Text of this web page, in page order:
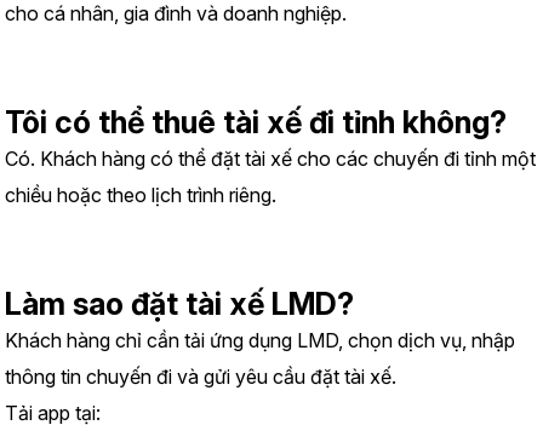
cho cá nhân, gia đình và doanh nghiệp.
Tôi có thể thuê tài xế đi tỉnh không?
Có. Khách hàng có thể đặt tài xế cho các chuyến đi tỉnh một
chiều hoặc theo lịch trình riêng.
Làm sao đặt tài xế LMD?
Khách hàng chỉ cần tải ứng dụng LMD, chọn dịch vụ, nhập
thông tin chuyến đi và gửi yêu cầu đặt tài xế.
Tải app tại: